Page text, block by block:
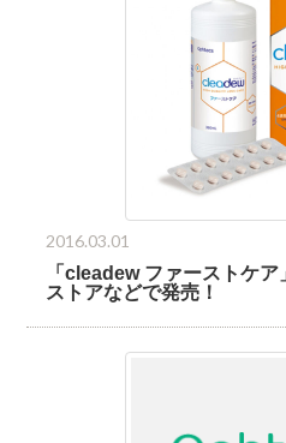
2016.03.01
「cleadew ファーストケ
ストアなどで発売！